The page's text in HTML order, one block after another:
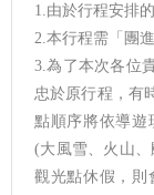
1.由於行程安排
2.本行程需「團
3.為了本次各位
忠於原行程，有
點順序將依導遊
(大風雪、火山、
觀光點休假，則